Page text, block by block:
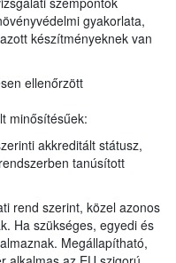
gyakorlata,
készítményeknek van
ellenőrzött
minősítésűek:
akkreditált státusz,
tanúsított
rend szerint, közel azonos
Ha szükséges, egyedi és
Megállapítható,